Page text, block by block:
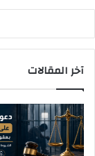
آخر المقالات